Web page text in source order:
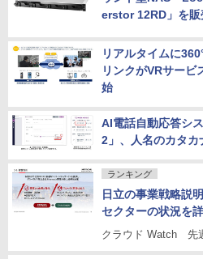
erstor 12RD」を販
リアルタイムに
リンクがVRサービ
始
AI電話自動応答シ
2」、人名のカタカ
ランキング
日立の事業戦略説
セクターの状況を
クラウド Watch 先